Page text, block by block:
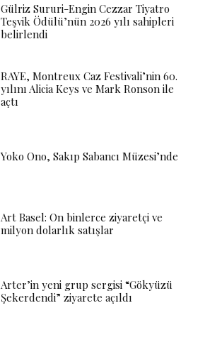
Gülriz Sururi-Engin Cezzar Tiyatro
Teşvik Ödülü’nün 2026 yılı sahipleri
belirlendi
RAYE, Montreux Caz Festivali’nin 60.
yılını Alicia Keys ve Mark Ronson ile
açtı
Yoko Ono, Sakıp Sabancı Müzesi’nde
Art Basel: On binlerce ziyaretçi ve
milyon dolarlık satışlar
Arter’in yeni grup sergisi “Gökyüzü
Şekerdendi” ziyarete açıldı